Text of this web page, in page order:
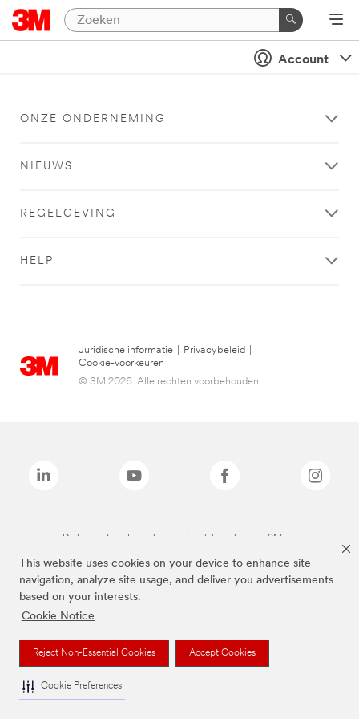
This website uses cookies on your device to enhance site
navigation, analyze site usage, and deliver you advertisements
based on your interests.
Cookie Notice
Reject Non-Essential Cookies Accept Cookies
Cookie Preferences
Account
ONZE ONDERNEMING
NIEUWS
REGELGEVING
HELP
Juridische informatie Privacybeleid
Cookie-voorkeuren
© 3M 2026. Alle rechten voorbehouden.
De bovenstaande merken zijn handelsmerken van 3M.we